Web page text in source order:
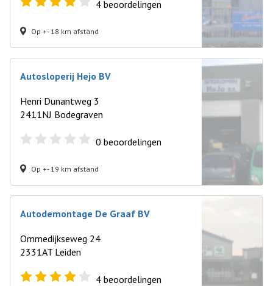
4 beoordelingen
Op +- 18 km afstand
Autosloperij Hejo BV
Henri Dunantweg 3
2411NJ Bodegraven
0 beoordelingen
Op +- 19 km afstand
Autodemontage De Graaf BV
Ommedijkseweg 24
2331AT Leiden
4 beoordelingen